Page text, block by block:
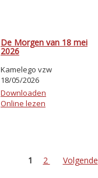
De Morgen van 18 mei
2026
Kamelego vzw
18/05/2026
Downloaden
Online lezen
1 2 Volgende